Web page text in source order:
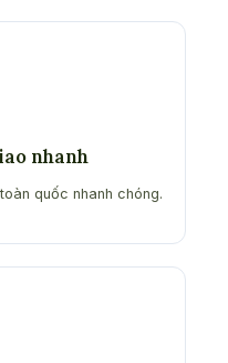
nhanh
quốc nhanh chóng.